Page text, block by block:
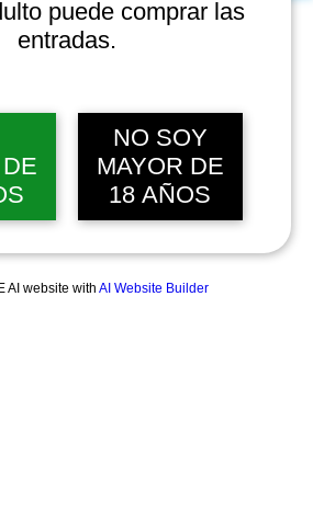
puede comprar las
entradas.
NO SOY
MAYOR DE
18 AÑOS
AI website with AI Website Builder